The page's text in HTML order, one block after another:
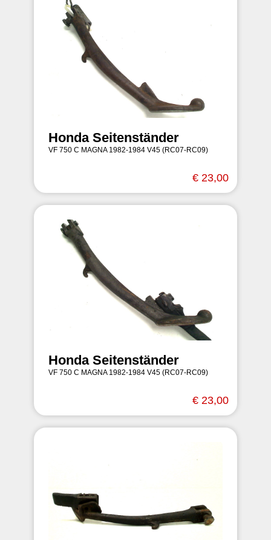
Honda Seitenständer
VF 750 C MAGNA 1982-1984 V45 (RC07-RC09)
€ 23,00
Honda Seitenständer
VF 750 C MAGNA 1982-1984 V45 (RC07-RC09)
€ 23,00